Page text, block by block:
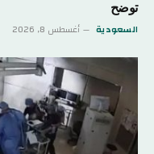
توضح
السعودية أغسطس 8, 2026